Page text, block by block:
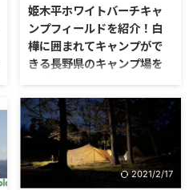
姫木平ホワイトバーチキャ
ンプフィールドを紹介！白
樺に囲まれてキャンプがで
きる長野県のキャンプ場を
白樺に囲まれた場所でキャンプを
するのは、いつもよりも贅沢で魅
力的な気がします。 白い幹の
樹々は、僕の住んでいる付近では
見る事は出来ず、小さい頃から長
野県の白樺湖付近でしかない物だ
2021/2/17